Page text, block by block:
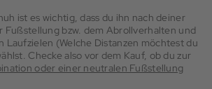
ist es wichtig, dass du ihn nach deiner
Fußstellung bzw. dem Abrollverhalten und
Laufzielen (Welche Distanzen möchtest du
Checke also vor dem Kauf, ob du zur
oder einer neutralen Fußstellung